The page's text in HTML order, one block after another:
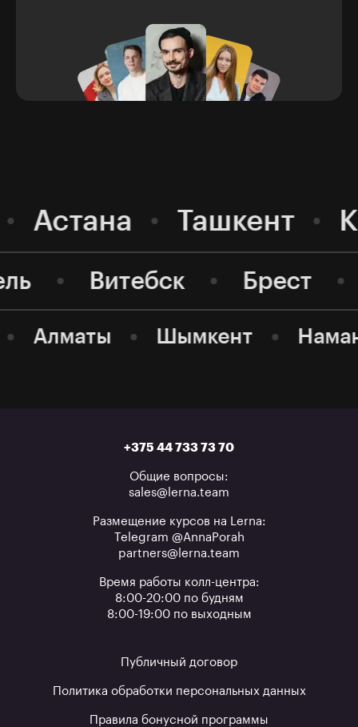
Астана Ташкент
Брест
Витебск
Алматы Шымкент
+375 44 733 73 70
Общие вопросы:
sales@lerna.team
Размещение курсов на Lerna:
Telegram @AnnaPorah
partners@lerna.team
Время работы колл-центра:
8:00-20:00 по будням
8:00-19:00 по выходным
Публичный договор
Политика обработки персональных данных
Правила бонусной программы